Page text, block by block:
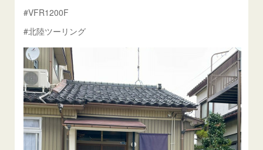
#VFR1200F
#北陸ツーリング